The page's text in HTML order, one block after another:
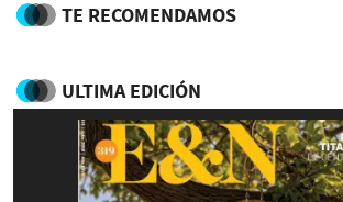
TE RECOMENDAMOS
ULTIMA EDICIÓN